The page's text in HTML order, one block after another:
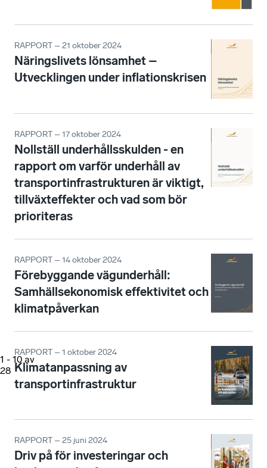
1 - 10 av
28
RAPPORT – 21 oktober 2024
Näringslivets lönsamhet –
Utvecklingen under inflationskrisen
RAPPORT – 17 oktober 2024
Nollställ underhållsskulden - en
rapport om varför underhåll av
transportinfrastrukturen är viktigt,
tillväxteffekter och vad som bör
prioriteras
RAPPORT – 14 oktober 2024
Förebyggande vägunderhåll:
Samhällsekonomisk effektivitet och
klimatpåverkan
RAPPORT – 1 oktober 2024
Klimatanpassning av
transportinfrastruktur
RAPPORT – 25 juni 2024
Driv på för investeringar och